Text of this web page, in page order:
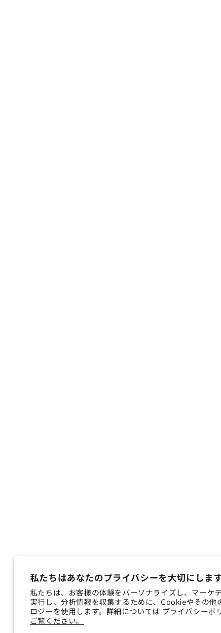
私たちはあなたのプライバシーを大切にしま
私たちは、お客様の体験をパーソナライズし、マーケ
実行し、分析情報を収集するために、Cookieやその他
ロジーを使用します。詳細については プライバシーポ
ご覧ください。